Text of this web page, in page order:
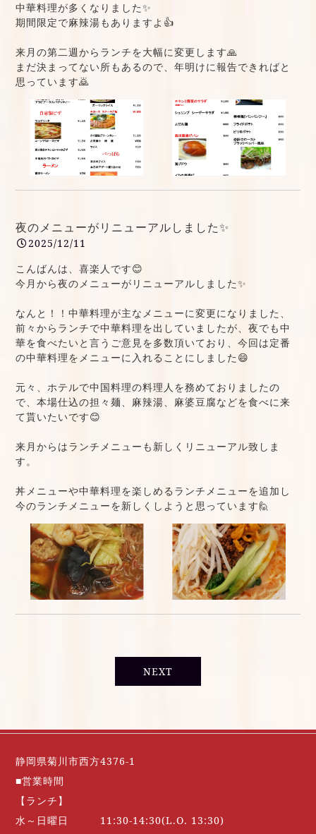
中華料理が多くなりました✨
期間限定で麻辣湯もありますよ👍
来月の第二週からランチを大幅に変更します🙏
まだ決まってない所もあるので、年明けに報告できればと
思っています🙇
夜のメニューがリニューアルしました✨
2025/12/11
こんばんは、喜楽人です😊
今月から夜のメニューがリニューアルしました✨
なんと！！中華料理が主なメニューに変更になりました、
前々からランチで中華料理を出していましたが、夜でも中
華を食べたいと言うご意見を多数頂いており、今回は定番
の中華料理をメニューに入れることにしました😄
元々、ホテルで中国料理の料理人を務めておりましたの
で、本場仕込の担々麺、麻辣湯、麻婆豆腐などを食べに来
て貰いたいです😊
来月からはランチメニューも新しくリニューアル致しま
す。
丼メニューや中華料理を楽しめるランチメニューを追加し
今のランチメニューを新しくしようと思っています🙋
NEXT
静岡県菊川市西方4376-1
■営業時間
【ランチ】
水～日曜日 11:30-14:30(L.O. 13:30)